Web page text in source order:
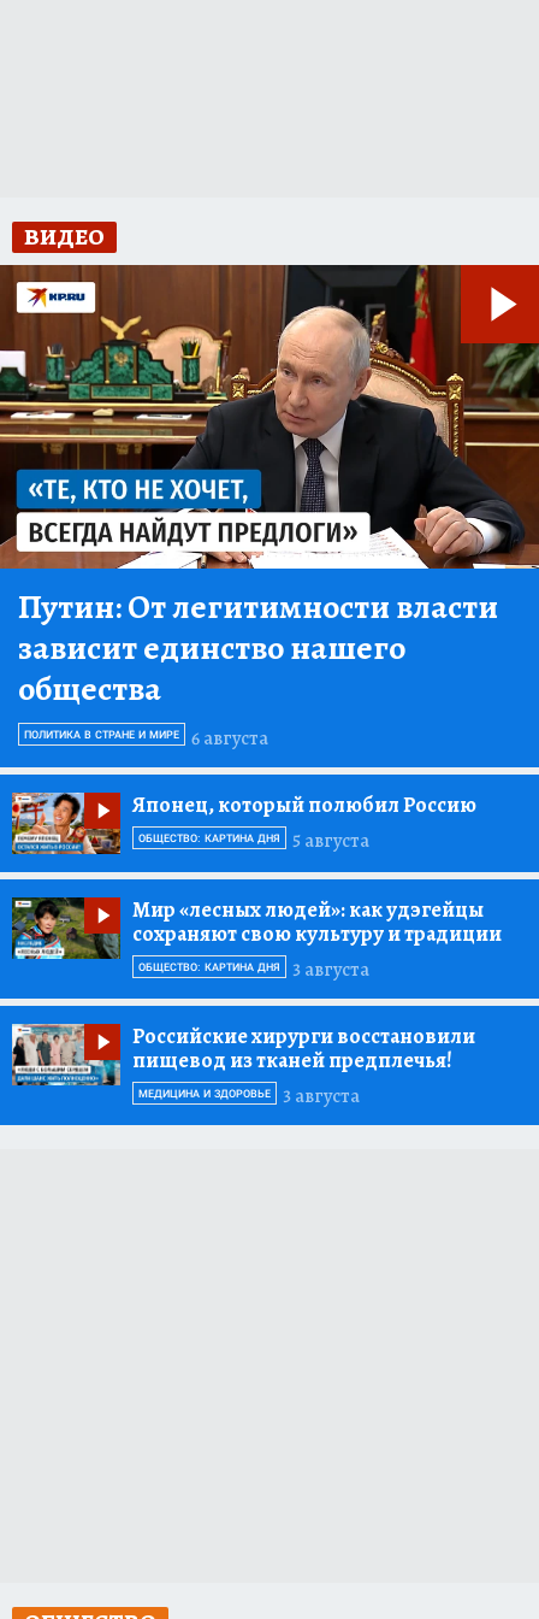
ВИДЕО
Путин:От легитимности власти
зависит единство нашего
общества
6 августа
ПОЛИТИКА В СТРАНЕ И МИРЕ
Японец, который полюбил Россию
5 августа
ОБЩЕСТВО: КАРТИНА ДНЯ
Мир «лесных людей»:как удэгейцы
сохраняют свою культуру и традиции
3 августа
ОБЩЕСТВО: КАРТИНА ДНЯ
Российские хирурги восстановили
пищевод из тканей предплечья!
3 августа
МЕДИЦИНА И ЗДОРОВЬЕ